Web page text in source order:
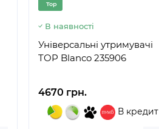
Top
В наявності
Універсальні утримувачі
TOP Blanco 235906
4670 грн.
В кредит